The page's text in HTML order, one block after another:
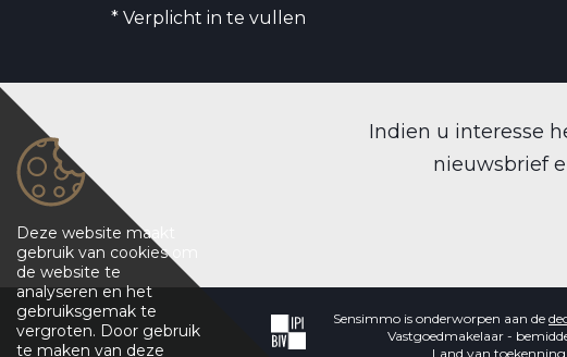
Indien u interesse
nieuwsbrief
* Verplicht in te vullen
Sensimmo is onderworpen aan de
Vastgoedmakelaar -
Land van toekenning
Deze website maakt
gebruik van cookies om
de website te
analyseren en het
gebruiksgemak te
vergroten. Door gebruik
te maken van deze